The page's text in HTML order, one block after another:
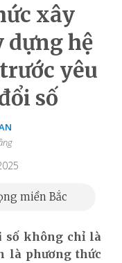
xây
dựng hệ
yêu
số
số không chỉ là
là phương thức